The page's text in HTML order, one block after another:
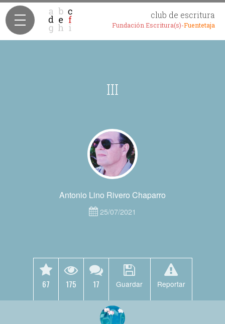
club de escritura
Fundación Escritura(s)-Fuentetaja
III
Antonio Lino Rivero Chaparro
25/07/2021
67 175 17 Guardar Reportar